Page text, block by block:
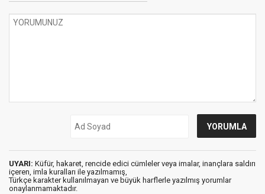
UYARI: Küfür, hakaret, rencide edici cümleler veya imalar, inançlara saldırı
içeren, imla kuralları ile yazılmamış,
Türkçe karakter kullanılmayan ve büyük harflerle yazılmış yorumlar
onaylanmamaktadır.